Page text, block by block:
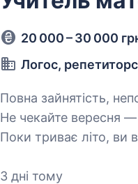
20 000 – 30 000
Логос,
Повна зайнятість,
Не чекайте вересня
Поки триває літо, ви
3 дні тому